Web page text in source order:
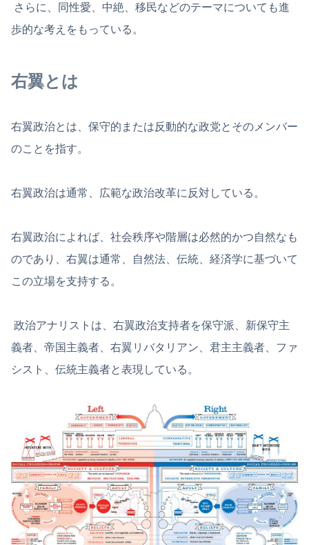
さらに、同性愛、中絶、移民などのテーマについても進
歩的な考えをもっている。
右翼とは
右翼政治とは、保守的または反動的な政党とそのメンバー
のことを指す。
右翼政治は通常、広範な政治改革に反対している。
右翼政治によれば、社会秩序や階層は必然的かつ自然なも
のであり、右翼は通常、自然法、伝統、経済学に基づいて
この立場を支持する。
政治アナリストは、右翼政治支持者を保守派、新保守主
義者、帝国主義者、右翼リバタリアン、君主主義者、ファ
シスト、伝統主義者と表現している。